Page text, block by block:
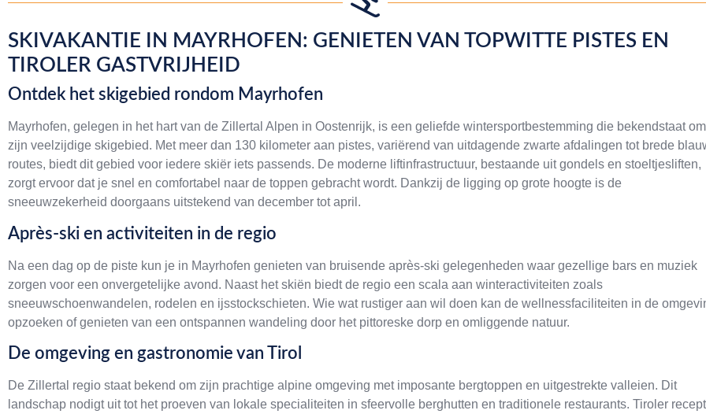
SKIVAKANTIE IN MAYRHOFEN: GENIETEN VAN TOPWITTE PISTES EN
TIROLER GASTVRIJHEID
Ontdek het skigebied rondom Mayrhofen
Mayrhofen, gelegen in het hart van de Zillertal Alpen in Oostenrijk, is een geliefde wintersportbestemming die bekendstaat om
zijn veelzijdige skigebied. Met meer dan 130 kilometer aan pistes, variërend van uitdagende zwarte afdalingen tot brede
routes, biedt dit gebied voor iedere skiër iets passends. De moderne liftinfrastructuur, bestaande uit gondels en stoeltjesliften,
zorgt ervoor dat je snel en comfortabel naar de toppen gebracht wordt. Dankzij de ligging op grote hoogte is de
sneeuwzekerheid doorgaans uitstekend van december tot april.
Après-ski en activiteiten in de regio
Na een dag op de piste kun je in Mayrhofen genieten van bruisende après-ski gelegenheden waar gezellige bars en muziek
zorgen voor een onvergetelijke avond. Naast het skiën biedt de regio een scala aan winteractiviteiten zoals
sneeuwschoenwandelen, rodelen en ijsstockschieten. Wie wat rustiger aan wil doen kan de wellnessfaciliteiten in de
opzoeken of genieten van een ontspannen wandeling door het pittoreske dorp en omliggende natuur.
De omgeving en gastronomie van Tirol
De Zillertal regio staat bekend om zijn prachtige alpine omgeving met imposante bergtoppen en uitgestrekte valleien. Dit
landschap nodigt uit tot het proeven van lokale specialiteiten in sfeervolle berghutten en traditionele restaurants. Tiroler